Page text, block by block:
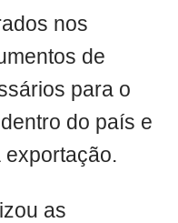
nos
de
para o
do país e
exportação.
as